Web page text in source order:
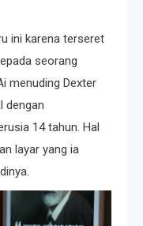
ini karena terseret
seorang
menuding Dexter
dengan
14 tahun. Hal
layar yang ia